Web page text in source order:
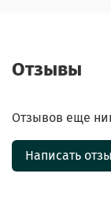
Отзывы
Отзывов еще
Написать